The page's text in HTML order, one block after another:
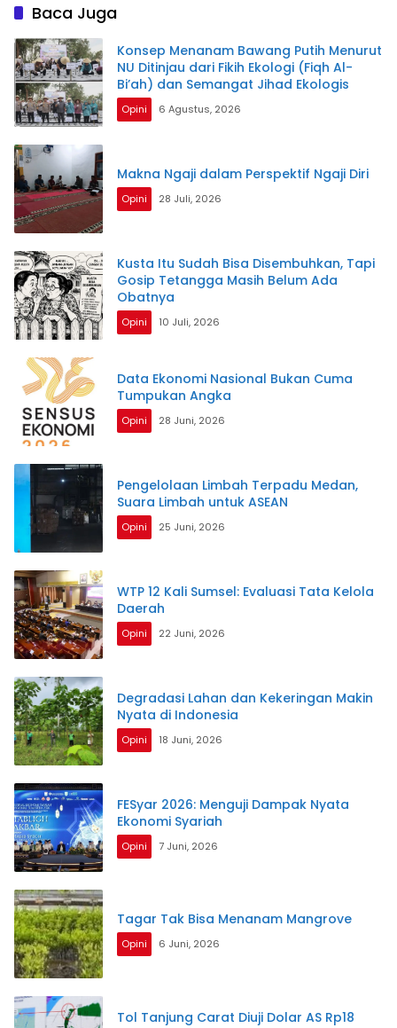
Baca Juga
Konsep Menanam Bawang Putih Menurut
NU Ditinjau dari Fikih Ekologi (Fiqh Al-
Bi’ah) dan Semangat Jihad Ekologis
Opini 6 Agustus, 2026
Makna Ngaji dalam Perspektif Ngaji Diri
Opini 28 Juli, 2026
Kusta Itu Sudah Bisa Disembuhkan, Tapi
Gosip Tetangga Masih Belum Ada
Obatnya
Opini 10 Juli, 2026
Data Ekonomi Nasional Bukan Cuma
Tumpukan Angka
Opini 28 Juni, 2026
Pengelolaan Limbah Terpadu Medan,
Suara Limbah untuk ASEAN
Opini 25 Juni, 2026
WTP 12 Kali Sumsel: Evaluasi Tata Kelola
Daerah
Opini 22 Juni, 2026
Degradasi Lahan dan Kekeringan Makin
Nyata di Indonesia
Opini 18 Juni, 2026
FESyar 2026: Menguji Dampak Nyata
Ekonomi Syariah
Opini 7 Juni, 2026
Tagar Tak Bisa Menanam Mangrove
Opini 6 Juni, 2026
Tol Tanjung Carat Diuji Dolar AS Rp18